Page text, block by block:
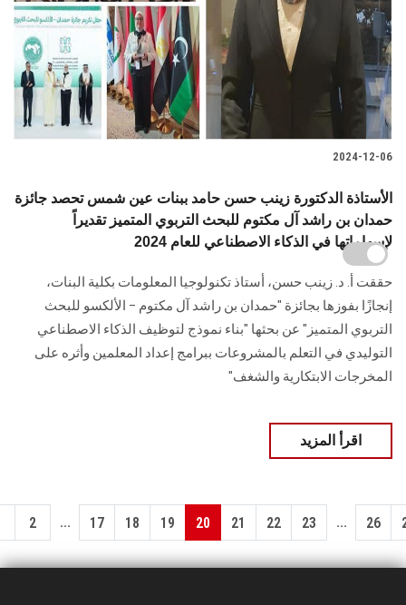
2024-12-06
الأستاذة الدكتورة زينب حسن حامد ببنات عين شمس تحصد جائزة
حمدان بن راشد آل مكتوم للبحث التربوي المتميز تقديراً
لإسهاماتها في الذكاء الاصطناعي للعام 2024
حققت أ. د. زينب حسن، أستاذ تكنولوجيا المعلومات بكلية البنات،
إنجازًا بفوزها بجائزة "حمدان بن راشد آل مكتوم – الألكسو للبحث
التربوي المتميز" عن بحثها "بناء نموذج لتوظيف الذكاء الاصطناعي
التوليدي في التعلم بالمشروعات ببرامج إعداد المعلمين وأثره على
المخرجات الابتكارية والشغف"
اقرأ المزيد
2 ... 17 18 19 20 21 22 23 ... 26